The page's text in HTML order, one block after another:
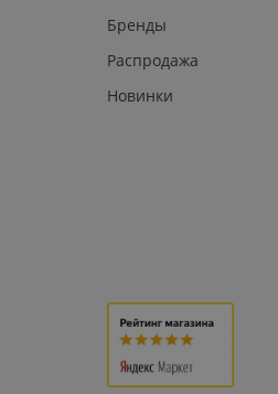
Бренды
Распродажа
Новинки